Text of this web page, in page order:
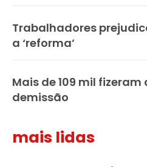
Trabalhadores
a ‘reforma’
Mais de 109 mil
demissão
mais lidas